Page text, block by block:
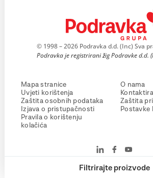
Filtrirajte proizvode
© 1998 – 2026 Podravka d.d. (Inc) Sva
Podravka je registrirani žig Podravke d.d.
Mapa stranice
Uvjeti korištenja
Zaštita osobnih podataka
Izjava o pristupačnosti
Pravila o korištenju
kolačića
O nama
Zaštita
Postavke